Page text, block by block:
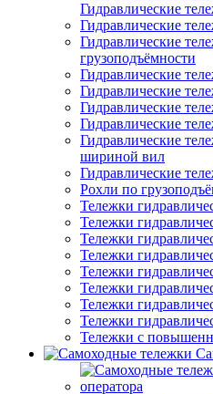
Гидравлические
Гидравлические
Гидравлические
грузоподъёмности
Гидравлические
Гидравлические
Гидравлические
Гидравлические
Гидравлические
шириной вил
Гидравлические
Рохли по
Тележки
Тележки
Тележки
Тележки
Тележки
Тележки
Тележки
Тележки
Тележки с